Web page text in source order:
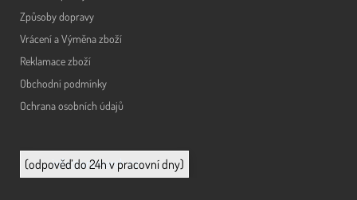
Způsoby dopravy
Vrácení a Výměna zboží
Reklamace zboží
Obchodní podmínky
Ochrana osobních údajů
info@animerch.cz
(odpověď do 24h v pracovní dny)